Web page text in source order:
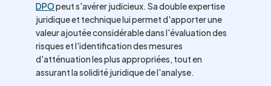
DPOpeut s'avérer judicieux. Sa double expertise
juridique et technique lui permet d'apporter une
valeur ajoutée considérable dans l'évaluation des
risques et l'identification des mesures
d'atténuation les plus appropriées, tout en
assurant la solidité juridique de l'analyse.